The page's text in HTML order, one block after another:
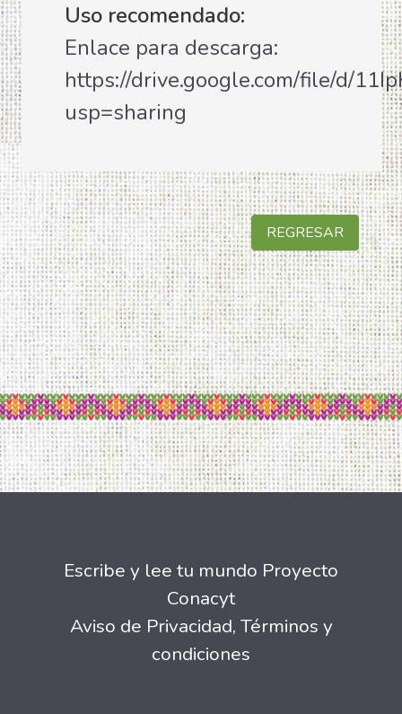
Uso recomendado:
Enlace para descarga:
https://drive.google.com/file/d/
usp=sharing
REGRESAR
Escribe y lee tu mundo Proyecto
Conacyt
Aviso de Privacidad, Términos y
condiciones